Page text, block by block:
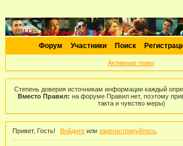
Форум Участники Поиск
Активные темы
Степень доверия источникам информации каждый
Вместо Правил: на форуме Правил нет, поэтому
такта и чувство меры)
Привет, Гость! Войдите илизарегистрируйтесь